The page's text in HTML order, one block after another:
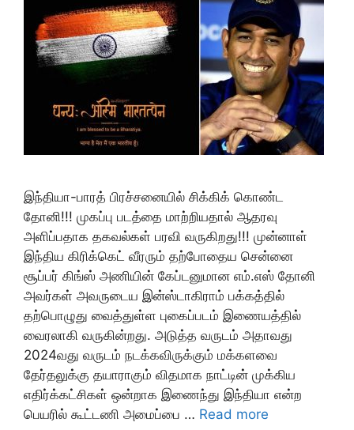
இந்தியா-பாரத் பிரச்சனையில் சிக்கிக் கொண்ட
தோனி!!! முகப்பு படத்தை மாற்றியதால் ஆதரவு
அளிப்பதாக தகவல்கள் பரவி வருகிறது!!! முன்னாள்
இந்திய கிரிக்கெட் வீரரும் தற்போதைய சென்னை
சூப்பர் கிங்ஸ் அணியின் கேப்டனுமான எம்.எஸ் தோனி
அவர்கள் அவருடைய இன்ஸ்டாகிராம் பக்கத்தில்
தற்பொழுது வைத்துள்ள புகைப்படம் இணையத்தில்
வைரலாகி வருகின்றது. அடுத்த வருடம் அதாவது
2024வது வருடம் நடக்கவிருக்கும் மக்களவை
தேர்தலுக்கு தயாராகும் விதமாக நாட்டின் முக்கிய
எதிர்க்கட்சிகள் ஒன்றாக இணைந்து இந்தியா என்ற
பெயரில் கூட்டணி அமைப்பை … Read more